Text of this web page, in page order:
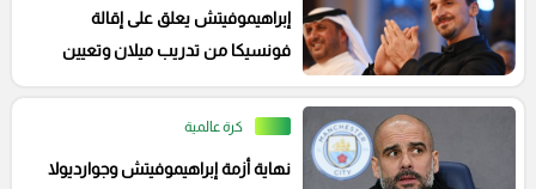
إبراهيموفيتش يعلق على إقالة
فونسيكا من تدريب ميلان وتعيين
كرة عالمية
نهاية أزمة إبراهيموفيتش وجوارديولا